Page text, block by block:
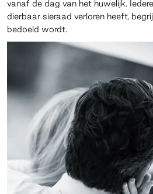
vanaf de dag van het huwelijk.
dierbaar sieraad verloren heeft,
bedoeld wordt.